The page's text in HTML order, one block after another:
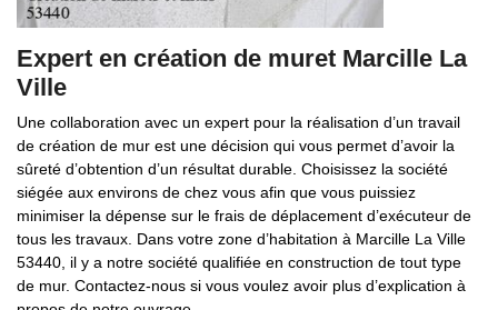
Expert en création de muret Marcille La
Ville
Une collaboration avec un expert pour la réalisation d’un travail
de création de mur est une décision qui vous permet d’avoir la
sûreté d’obtention d’un résultat durable. Choisissez la société
siégée aux environs de chez vous afin que vous puissiez
minimiser la dépense sur le frais de déplacement d’exécuteur de
tous les travaux. Dans votre zone d’habitation à Marcille La Ville
53440, il y a notre société qualifiée en construction de tout type
de mur. Contactez-nous si vous voulez avoir plus d’explication à